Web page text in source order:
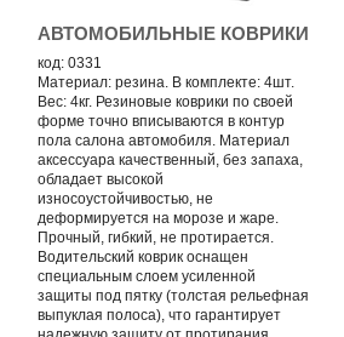
АВТОМОБИЛЬНЫЕ КОВРИКИ
код: 0331
Материал: резина. В комплекте: 4шт.
Вес: 4кг. Резиновые коврики по своей
форме точно вписываются в контур
пола салона автомобиля. Материал
аксессуара качественный, без запаха,
обладает высокой
износоустойчивостью, не
деформируется на морозе и жаре.
Прочный, гибкий, не протирается.
Водительский коврик оснащен
специальным слоем усиленной
защиты под пятку (толстая рельефная
выпуклая полоса), что гарантирует